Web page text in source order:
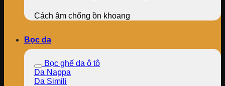
Cách âm chống ồn khoang
Bọc da
Bọc ghế da ô tô
Da Nappa
Da Simili